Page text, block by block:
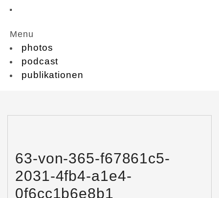
Menu
photos
podcast
publikationen
63-von-365-f67861c5-
2031-4fb4-a1e4-
0f6cc1b6e8b1